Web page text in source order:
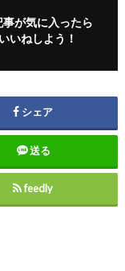
事が気に入ったら
いいねしよう！
シェア
送る
feedly